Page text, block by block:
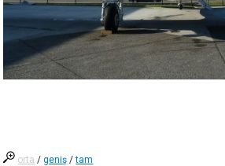
orta /geniş /tam